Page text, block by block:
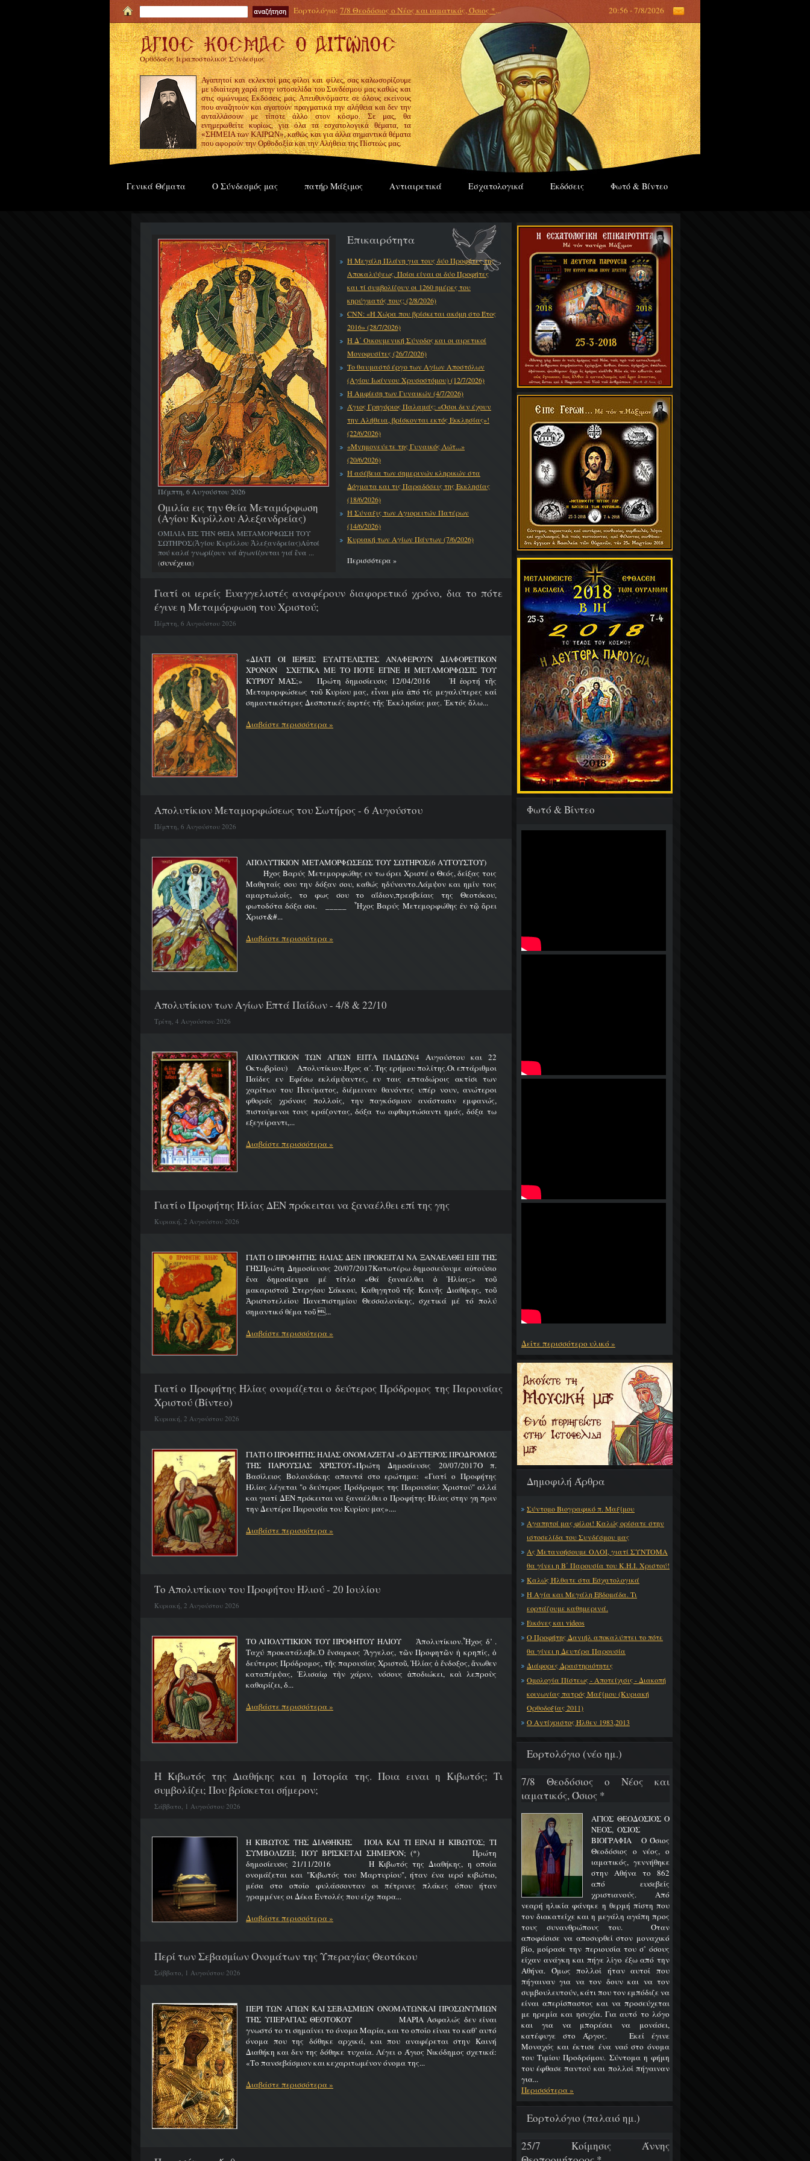
Εορτολόγιο: 7/8 Θεοδόσιος ο Νέος και ιαματικός, Όσιος *... 20:56 - 7/8/2026
Ορθόδοξος Ιεραποστολικός Σύνδεσμος
Αγαπητοί και εκλεκτοί μας φίλοι και φίλες, σας καλωσορίζουμε
με ιδιαίτερη χαρά στην ιστοσελίδα του Συνδέσμου μας καθώς και
στις ομώνυμες Εκδόσεις μας. Απευθυνόμαστε σε όλους εκείνους
που αναζητούν και αγαπούν πραγματικά την αλήθεια και δεν την
ανταλλάσουν με τίποτε άλλο στον κόσμο. Σε μας, θα
ενημερωθείτε κυρίως, για όλα τα εσχατολογικά θέματα, τα
«ΣΗΜΕΙΑ των ΚΑΙΡΩΝ», καθώς και για άλλα σημαντικά θέματα
που αφορούν την Ορθοδοξία και την Αλήθεια της Πίστεώς μας.
Γενικά Θέματα Ο Σύνδεσμός μας πατήρ Μάξιμος Αντιαιρετικά Εσχατολογικά Εκδόσεις Φωτό & Βίντεο
Φωτό & Βίντεο
Δείτε περισσότερο υλικό »
Δημοφιλή Άρθρα
Σύντομο Βιογραφικό π. Μαξίμου
Αγαπητοί μας φίλοι! Καλώς ορίσατε στην
ιστοσελίδα του Συνδέσμου μας
Ας Μετανοήσουμε ΟΛΟΙ, γιατί ΣΥΝΤΟΜΑ
θα γίνει η Β΄ Παρουσία του Κ.Η.Ι. Χριστού!
Καλώς Ήλθατε στα Εσχατολογικά
Η Αγία και Μεγάλη Εβδομάδα. Τι
εορτάζουμε καθημερινά.
Εικόνες και videos
Ο Προφήτης Δανιήλ αποκαλύπτει το πότε
θα γίνει η Δευτέρα Παρουσία
Διάφορες Δραστηριότητες
Ομολογία Πίστεως - Αποτείχισις - Διακοπή
κοινωνίας πατρός Μαξίμου (Κυριακή
Ορθοδοξίας 2011)
Ο Αντίχριστος Ήλθεν 1983,2013
Εορτολόγιο (νέο ημ.)
7/8 Θεοδόσιος ο Νέος και
ιαματικός, Όσιος *
ΑΓΙΟΣ ΘΕΟΔΟΣΙΟΣ Ο
ΝΕΟΣ, ΟΣΙΟΣ
ΒΙΟΓΡΑΦΙΑ Ο Όσιος
Θεοδόσιος ο νέος, ο
ιαματικός, γεννήθηκε
στην Αθήνα το 862
από ευσεβείς
χριστιανούς. Από
νεαρή ηλικία φάνηκε η θερμή πίστη που
τον διακατείχε και η μεγάλη αγάπη προς
τους συνανθρώπους του. Όταν
αποφάσισε να αποσυρθεί στον μοναχικό
βίο, μοίρασε την περιουσία του σ’ όσους
είχαν ανάγκη και πήγε λίγο έξω από την
Αθήνα. Όμως πολλοί ήταν αυτοί που
πήγαιναν για να τον δουν και να τον
συμβουλευτούν, κάτι που τον εμπόδιζε να
είναι απερίσπαστος και να προσεύχεται
με ηρεμία και ησυχία. Για αυτό το λόγο
και για να μπορέσει να μονάσει,
κατέφυγε στο Άργος. Εκεί έγινε
Μοναχός και έκτισε ένα ναό στο όνομα
του Τιμίου Προδρόμου. Σύντομα η φήμη
του έφθασε παντού και πολλοί πήγαιναν
για...
Περισσότερα »
Εορτολόγιο (παλαιό ημ.)
25/7 Κοίμησις Άννης
Πέμπτη, 6 Αυγούστου 2026
Ομιλία εις την Θεία Μεταμόρφωση
(Αγίου Κυρίλλου Αλεξανδρείας)
ΟΜΙΛΙΑ ΕΙΣ ΤΗΝ ΘΕΙΑ ΜΕΤΑΜΟΡΦΩΣΗ ΤΟΥ
ΣΩΤΗΡΟΣ(Ἁγίου Κυρίλλου Ἀλεξανδρείας)Αὐτοί
πού καλά γνωρίζουν νά ἀγωνίζονται γιά ἕνα ...
(συνέχεια)
Επικαιρότητα
Η Μεγάλη Πλάνη για τους δύο Προφήτες της
Αποκαλύψεως. Ποίοι είναι οι δύο Προφήτες
και τί συμβολίζουν οι 1260 ημέρες του
κηρύγματός τους; (2/8/2026)
CNN: «Η Χώρα που βρίσκεται ακόμη στο Έτος
2016» (28/7/2026)
Η Δ΄ Οικουμενική Σύνοδος και οι αιρετικοί
Μονοφυσίτες (26/7/2026)
Το θαυμαστό έργο των Αγίων Αποστόλων
(Αγίου Ιωάννου Χρυσοστόμου) (12/7/2026)
Η Αμφίεση των Γυναικών (4/7/2026)
Άγιος Γρηγόριος Παλαμάς: «Όσοι δεν έχουν
την Αλήθεια, βρίσκονται εκτός Εκκλησίας»!
(22/6/2026)
«Μνημονεύετε της Γυναικός Λώτ...»
(20/6/2026)
Η ασέβεια των σημερινών κληρικών στα
Δόγματα και τις Παραδόσεις της Εκκλησίας
(18/6/2026)
Η Σύναξις των Αγιορειτών Πατέρων
(14/6/2026)
Κυριακή των Αγίων Πάντων (7/6/2026)
Περισσότερα »
Γιατί οι ιερείς Ευαγγελιστές αναφέρουν διαφορετικό χρόνο, δια το πότε
έγινε η Μεταμόρφωση του Χριστού;
Πέμπτη, 6 Αυγούστου 2026
«ΔΙΑΤΙ ΟΙ ΙΕΡΕΙΣ ΕΥΑΓΓΕΛΙΣΤΕΣ ΑΝΑΦΕΡΟΥΝ ΔΙΑΦΟΡΕΤΙΚΟΝ
ΧΡΟΝΟΝ ΣΧΕΤΙΚΑ ΜΕ ΤΟ ΠΟΤΕ ΕΓΙΝΕ Η ΜΕΤΑΜΟΡΦΩΣΙΣ ΤΟΥ
ΚΥΡΙΟΥ ΜΑΣ;» Πρώτη δημοσίευσις 12/04/2016 Ἡ ἑορτή τῆς
Μεταμορφώσεως τοῦ Κυρίου μας, εἶναι μία ἀπό τίς μεγαλύτερες καί
σημαντικότερες Δεσποτικές ἑορτές τῆς Ἐκκλησίας μας. Ἐκτός ὅλω...
Διαβάστε περισσότερα »
Απολυτίκιον Μεταμορφώσεως του Σωτήρος - 6 Αυγούστου
Πέμπτη, 6 Αυγούστου 2026
ΑΠΟΛΥΤΙΚΙΟΝ ΜΕΤΑΜΟΡΦΩΣΕΩΣ ΤΟΥ ΣΩΤΗΡΟΣ(6 ΑΥΓΟΥΣΤΟΥ)
Ήχος Βαρύς Μετεμορφώθης εν τω όρει Χριστέ ο Θεός, δείξας τοις
Μαθηταίς σου την δόξαν σου, καθώς ηδύναντο.Λάμψον και ημίν τοις
αμαρτωλοίς, το φως σου το αΐδιον,πρεσβείαις της Θεοτόκου,
φωτοδότα δόξα σοι. _____ Ἦχος Βαρύς Μετεμορφώθης ἐν τῷ ὄρει
Χριστ&#...
Διαβάστε περισσότερα »
Απολυτίκιον των Αγίων Επτά Παίδων - 4/8 & 22/10
Τρίτη, 4 Αυγούστου 2026
ΑΠΟΛΥΤΙΚΙΟΝ ΤΩΝ ΑΓΙΩΝ ΕΠΤΑ ΠΑΙΔΩΝ(4 Αυγούστου και 22
Οκτωβρίου) Απολυτίκιον.Ήχος α΄. Της ερήμου πολίτης.Οι επτάριθμοι
Παίδες εν Εφέσω εκλάμψαντες, εν ταις επταδώροις ακτίσι των
χαρίτων του Πνεύματος, διέμειναν θανόντες υπέρ νουν, ανώτεροι
φθοράς χρόνοις πολλοίς, την παγκόσμιον ανάστασιν εμφανώς,
πιστούμενοι τους κράζοντας, δόξα τω αφθαρτώσαντι ημάς, δόξα τω
εξεγείραντι,...
Διαβάστε περισσότερα »
Γιατί ο Προφήτης Ηλίας ΔΕΝ πρόκειται να ξαναέλθει επί της γης
Κυριακή, 2 Αυγούστου 2026
ΓΙΑΤΙ Ο ΠΡΟΦΗΤΗΣ ΗΛΙΑΣ ΔΕΝ ΠΡΟΚΕΙΤΑΙ ΝΑ ΞΑΝΑΕΛΘΕΙ ΕΠΙ ΤΗΣ
ΓΗΣΠρώτη Δημοσίευσις 20/07/2017Κατωτέρω δημοσιεύουμε αὐτούσιο
ἕνα δημοσίευμα μέ τίτλο «Θά ξαναέλθει ὁ Ἠλίας;» τοῦ
μακαριστοῦ Στεργίου Σάκκου, Καθηγητοῦ τῆς Καινῆς Διαθήκης, τοῦ
Ἀριστοτελείου Πανεπιστημίου Θεσσαλονίκης, σχετικά μέ τό πολύ
σημαντικό θέμα τοῦ ...
Διαβάστε περισσότερα »
Γιατί ο Προφήτης Ηλίας ονομάζεται ο δεύτερος Πρόδρομος της Παρουσίας
Χριστού (Βίντεο)
Κυριακή, 2 Αυγούστου 2026
ΓΙΑΤΙ Ο ΠΡΟΦΗΤΗΣ ΗΛΙΑΣ ΟΝΟΜΑΖΕΤΑΙ «Ο ΔΕΥΤΕΡΟΣ ΠΡΟΔΡΟΜΟΣ
ΤΗΣ ΠΑΡΟΥΣΙΑΣ ΧΡΙΣΤΟΥ»Πρώτη Δημοσίευσις 20/07/2017Ο π.
Βασίλειος Βολουδάκης απαντά στο ερώτημα: «Γιατί ο Προφήτης
Ηλίας λέγεται "ο δεύτερος Πρόδρομος της Παρουσίας Χριστού" αλλά
και γιατί ΔΕΝ πρόκειται να ξαναέλθει ο Προφήτης Ηλίας στην γη πριν
την Δευτέρα Παρουσία του Κυρίου μας»....
Διαβάστε περισσότερα »
Το Απολυτίκιον του Προφήτου Ηλιού - 20 Ιουλίου
Κυριακή, 2 Αυγούστου 2026
ΤΟ ΑΠΟΛΥΤΙΚΙΟΝ ΤΟΥ ΠΡΟΦΗΤΟΥ ΗΛΙΟΥ Ἀπολυτίκιον.Ἦχος δ’ .
Ταχύ προκατάλαβε.Ὁ ἔνσαρκος Ἄγγελος, τῶν Προφητῶν ἡ κρηπίς, ὁ
δεύτερος Πρόδρομος, τῆς παρουσίας Χριστοῦ, Ἠλίας ὁ ἔνδοξος, ἄνωθεν
καταπέμψας, Ἐλισαίῳ τὴν χάριν, νόσους ἀποδιώκει, καὶ λεπροὺς
καθαρίζει, δ...
Διαβάστε περισσότερα »
H Κιβωτός της Διαθήκης και η Ιστορία της. Ποια ειναι η Κιβωτός; Τι
συμβολίζει; Που βρίσκεται σήμερον;
Σάββατο, 1 Αυγούστου 2026
Η ΚΙΒΩΤΟΣ ΤΗΣ ΔΙΑΘΗΚΗΣ ΠΟΙΑ ΚΑΙ ΤΙ ΕΙΝΑΙ Η ΚΙΒΩΤΟΣ; ΤΙ
ΣΥΜΒΟΛΙΖΕΙ; ΠΟΥ ΒΡΙΣΚΕΤΑΙ ΣΗΜΕΡΟΝ; (*) Πρώτη
δημοσίευσις 21/11/2016 Η Κιβωτός της Διαθήκης, η οποία
ονομάζεται και "Κιβωτός του Μαρτυρίου", ήταν ένα ιερό κιβώτιο,
μέσα στο οποίο φυλάσσονταν οι πέτρινες πλάκες όπου ήταν
γραμμένες οι Δέκα Εντολές που είχε παρα...
Διαβάστε περισσότερα »
Περί των Σεβασμίων Ονομάτων της Υπεραγίας Θεοτόκου
Σάββατο, 1 Αυγούστου 2026
ΠΕΡΙ ΤΩΝ ΑΓΙΩΝ ΚΑΙ ΣΕΒΑΣΜΙΩΝ ΟΝΟΜΑΤΩΝΚΑΙ ΠΡΟΣΩΝΥΜΙΩΝ
ΤΗΣ ΥΠΕΡΑΓΙΑΣ ΘΕΟΤΟΚΟΥ ΜΑΡΙΑ Ασφαλώς δεν είναι
γνωστό το τι σημαίνει το όνομα Μαρία, και το οποίο είναι το καθ’ αυτό
όνομα που της δόθηκε αρχικά, και που αναφέρεται στην Καινή
Διαθήκη και δεν της δόθηκε τυχαία. Λέγει ο Άγιος Νικόδημος σχετικά:
«Το πανσεβάσμιον και κεχαριτωμένον όνομα της...
Διαβάστε περισσότερα »